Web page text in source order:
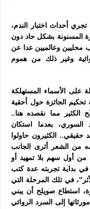
تجري أحداث اختبار الندم،
المسنونة بشكل حاد دون
محليين وعالميين عدا عن
وغير ذلك من هموم
على الأسماء المستهلكة
الجائزة حول أحقية
الكثير مما نقصده هنا..
بعدما استكان
حقيقي.. الكثيرون حاولوا
من الشعر أثرى الجانب
من أول سهم بلا تمهيد أو
بداية تجربته عدة كتب
في تلك المرحلة التي
استطاع صويلح أن يبني
إلى السرد الروائي